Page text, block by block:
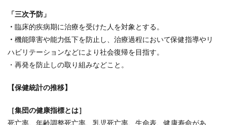
「三次予防」
・ 臨床的疾病期に治療を受けた人を対象とする。
・ 機能障害や能力低下を防止し、治療過程において保健指導やリ
ハビリテーションなどにより社会復帰を目指す。
・再発を防止しの取り組みなどこと。
【保健統計の推移】
［集団の健康指標とは］
死亡率、年齢調整死亡率、乳児死亡率、生命表、健康寿命があ